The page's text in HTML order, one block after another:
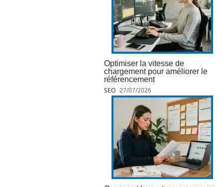
Optimiser la vitesse de
chargement pour améliorer le
référencement
SEO 27/07/2026